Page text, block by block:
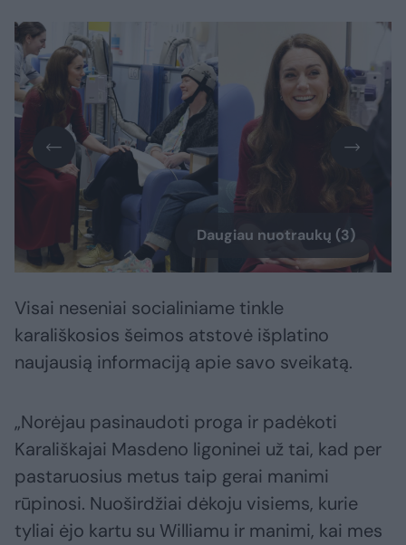
Daugiau nuotraukų (3)
Visai neseniai socialiniame tinkle
karališkosios šeimos atstovė išplatino
naujausią informaciją apie savo sveikatą.
„Norėjau pasinaudoti proga ir padėkoti
Karališkajai Masdeno ligoninei už tai, kad per
pastaruosius metus taip gerai manimi
rūpinosi. Nuoširdžiai dėkoju visiems, kurie
tyliai ėjo kartu su Williamu ir manimi, kai mes